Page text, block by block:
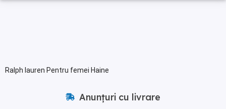
Ralph lauren Pentru femei Haine
Anunțuri cu livrare